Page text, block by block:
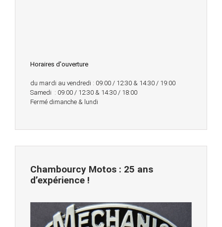
Horaires d'ouverture
du mardi au vendredi : 09:00 / 12:30 & 14:30 / 19:00
Samedi : 09:00 / 12:30 & 14:30 / 18:00
Fermé dimanche & lundi
Chambourcy Motos : 25 ans
d’expérience !